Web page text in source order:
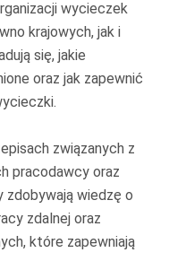
wycieczek
krajowych, jak i
się, jakie
oraz jak zapewnić
związanych z
pracodawcy oraz
zdobywają wiedzę o
zdalnej oraz
które zapewniają